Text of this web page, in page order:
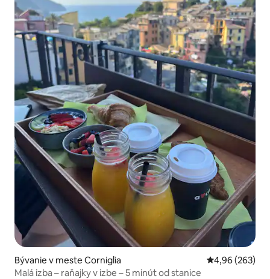
Bývanie v meste Corniglia Priemerné
4,96 (263)
Malá izba – raňajky v izbe – 5 minút od stanice